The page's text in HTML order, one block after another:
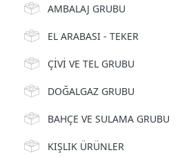
AMBALAJ GRUBU
EL ARABASI - TEKER
ÇİVİ VE TEL GRUBU
DOĞALGAZ GRUBU
BAHÇE VE SULAMA GRUBU
KIŞLIK ÜRÜNLER